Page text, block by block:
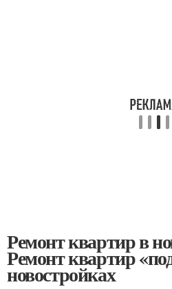
Ремонт квартир в
Ремонт квартир
новостройках